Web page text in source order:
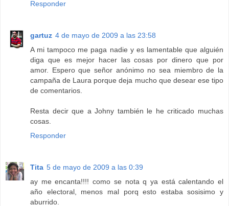
Responder
gartuz 4 de mayo de 2009 a las 23:58
A mi tampoco me paga nadie y es lamentable que alguién
diga que es mejor hacer las cosas por dinero que por
amor. Espero que señor anónimo no sea miembro de la
campaña de Laura porque deja mucho que desear ese tipo
de comentarios.
Resta decir que a Johny también le he criticado muchas
cosas.
Responder
Tita 5 de mayo de 2009 a las 0:39
ay me encanta!!!! como se nota q ya está calentando el
año electoral, menos mal porq esto estaba sosisimo y
aburrido.